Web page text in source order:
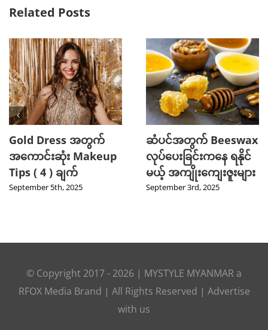
Related Posts
Gold Dress အတွက်
အကောင်းဆုံး Makeup
Tips ( 4 ) ချက်
September 5th, 2025
ဆံပင်အတွက် Beeswax
လုပ်ပေးခြင်းကနေ ရနိုင်
မယ့် အကျိုးကျေးဇူးများ
September 3rd, 2025
© Copyright 2017 - 2026 | MYSTYLE MYANMAR a
RFOX Media Brand | All Rights Reserved | Advertise
with us